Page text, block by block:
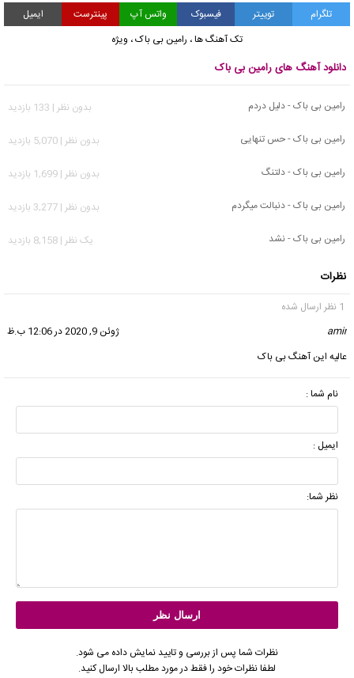
تلگرام توییتر فیسبوک واتس آپ پینترست
ایمیل
تک آهنگ ها، رامین بی باک، ویژه
دانلود آهنگ های رامین بی باک
رامین بی باک - دلیل دردم
بدون نظر | 133 بازدید
رامین بی باک - حس تنهایی
بدون نظر | 5,070 بازدید
رامین بی باک - دلتنگ
بدون نظر | 1,699 بازدید
رامین بی باک - دنبالت میگردم
بدون نظر | 3,277 بازدید
رامین بی باک - نشد
يک نظر | 8,158 بازدید
نظرات
1 نظر ارسال شده
amir
ژوئن 9, 2020 در 12:06 ب.ظ
عالیه این آهنگ بی باک
نام شما :
ایمیل :
نظر شما:
نظرات شما پس از بررسی و تایید نمایش داده می شود.
لطفا نظرات خود را فقط در مورد مطلب بالا ارسال کنید.